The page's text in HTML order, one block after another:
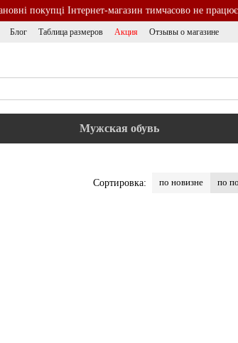
покупці Інтернет-магазин тимчасово не
Блог Таблица размеров Акция Отзывы о магазине
Мужская обувь
Сортировка: по новизне по